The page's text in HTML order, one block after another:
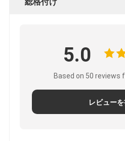
総格付け
5.0
Based on 50 reviews
レビューを